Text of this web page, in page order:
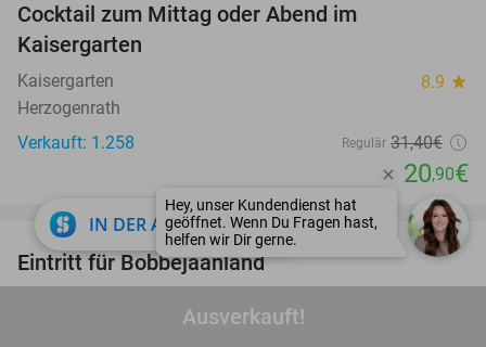
Ausverkauft!
Cocktail zum Mittag oder Abend im
Kaisergarten
Kaisergarten 8.9 star
Herzogenrath
Verkauft: 1.258
Regulär 31,40€
20,90€
46%
favorite_border
Eintritt für Bobbejaanland
IN DER APP ÖFFNEN close